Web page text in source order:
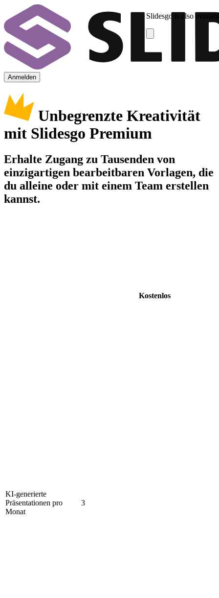
Slidesgo is also
Anmelden
Unbegrenzte Kreativität
mit Slidesgo Premium
Erhalte Zugang zu Tausenden von
einzigartigen bearbeitbaren Vorlagen, die
du alleine oder mit einem Team erstellen
kannst.
Kostenlos
KI-generierte
Präsentationen pro
Monat
3